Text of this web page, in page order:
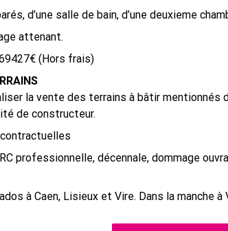
d’une salle de bain, d’une deuxieme
attenant.
(Hors frais)
la vente des terrains à bâtir mentionnés
de constructeur.
professionnelle, décennale, dommage
à Caen, Lisieux et Vire. Dans la manche à